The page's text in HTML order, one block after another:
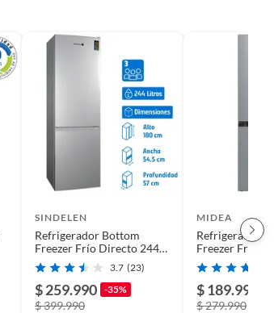
SINDELEN
Refrigerador Bottom
Freezer Frío Directo 244
Litros Inox RD-2450SI
3.7 (23)
$ 259.990 -35%
$ 399.990
MIDEA
Refrigerador
Freezer Frío
Litros Inox
$ 189.990
$ 279.990